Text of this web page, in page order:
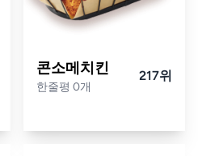
콘소메치킨
한줄평 0개
217위